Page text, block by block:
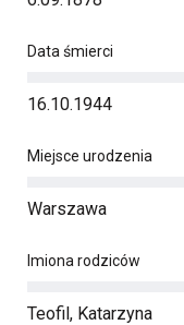
Data śmierci
16.10.1944
Miejsce urodzenia
Warszawa
Imiona rodziców
Teofil, Katarzyna